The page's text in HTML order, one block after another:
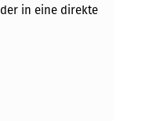
in eine direkte